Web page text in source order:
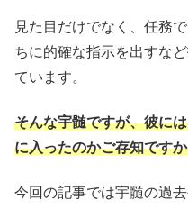
見た目だけでなく、任務
ちに的確な指示を出すな
ています。
そんな宇髄ですが、彼に
に入ったのかご存知です
今回の記事では宇髄の過